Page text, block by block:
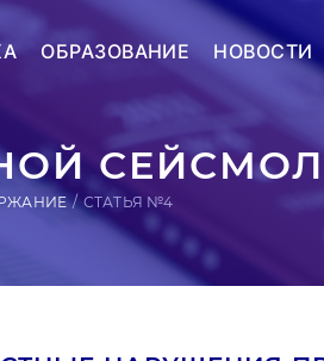
ОБРАЗОВАНИЕ НОВОСТИ
СТАТЬЯ №4